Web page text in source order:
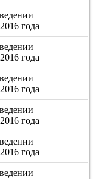
года
года
года
года
года